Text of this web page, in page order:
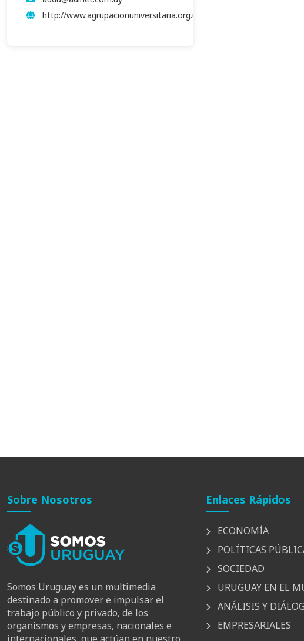
http://www.agrupacionuniversitaria.org.uy
Sobre Nosotros
Somos Uruguay es un multimedia
destinado a promover e impulsar el
trabajo público y privado, de los
organismos y empresas, nacionales e
Enlaces Rápidos
ECONOMÍA
POLÍTICAS
SOCIEDAD
URUGUAY EN EL
ANÁLISIS Y
EMPRESARIALES